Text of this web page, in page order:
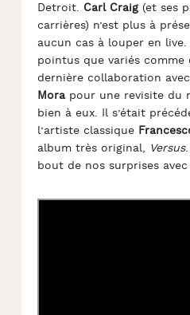
Detroit. Carl Craig(et ses
carrières) n’est plus à
aucun cas à louper en
pointus que variés comme
dernière collaboration
Morapour une revisite du
bien à eux. Il s’était
l’artiste classique
album très original, Versus
bout de nos surprises